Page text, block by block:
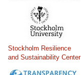
Stockholm Resilience
and Sustainability Center